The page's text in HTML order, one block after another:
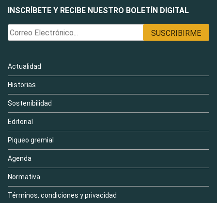
INSCRÍBETE Y RECIBE NUESTRO BOLETÍN DIGITAL
Actualidad
Historias
Sostenibilidad
Editorial
Piqueo gremial
Agenda
Normativa
Términos, condiciones y privacidad